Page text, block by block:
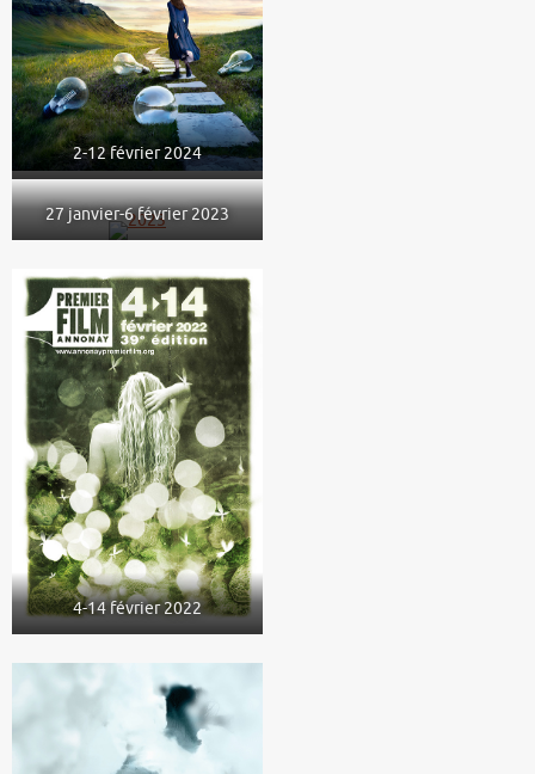
2-12 février 2024
27 janvier-6 février 2023
4-14 février 2022